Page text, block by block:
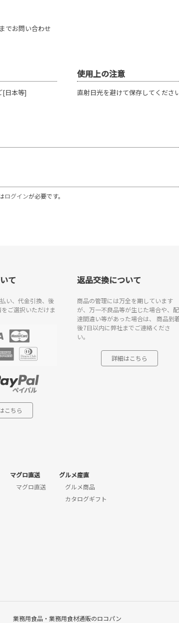
までお問い合わせ
[日本等]
使用上の注意
直射日光を避けて保存してくださ
ログインが必要です。
て
い、代金引換、後
ご選択いただけま
こちら
返品交換について
商品の管理には万全を期しています
が、万一不良品等が生じた場合や、配
達間違い等があった場合は、 商品到
後7日以内に弊社までご連絡くださ
い。
詳細はこちら
マグロ直送
マグロ直送
グルメ産直
グルメ商品
カタログギフト
業務用食品・業務用食材通販のロコパン